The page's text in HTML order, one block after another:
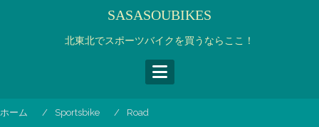
キ
SASASOUBIKES
北東北でスポーツバイクを買うならここ！
ホーム Sportsbike Road